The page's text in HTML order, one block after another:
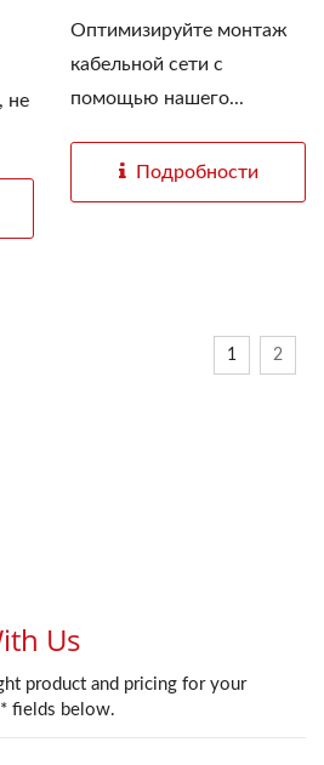
не
Оптимизируйте монтаж
кабельной сети с
помощью нашего...
Подробности
1 2